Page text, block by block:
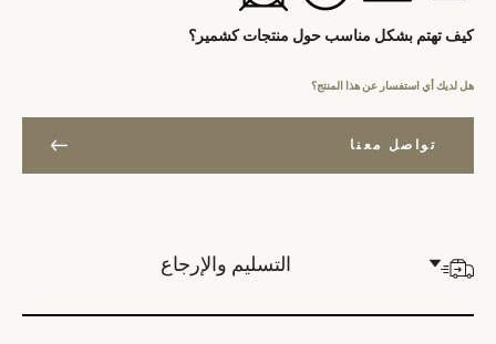
كيف تهتم بشكل مناسب حول منتجات كشمير؟
هل لديك أي استفسار عن هذا المنتج؟
تواصل معنا
التسليم والإرجاع